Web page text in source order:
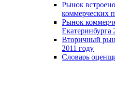
Рынок
коммерческих
Рынок
Екатеринбурга
Вторичный
2011 году
Словарь